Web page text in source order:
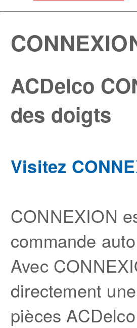
ACDelco
des doigts
Visitez
CONNEXION
commande
Avec
directement
pièces